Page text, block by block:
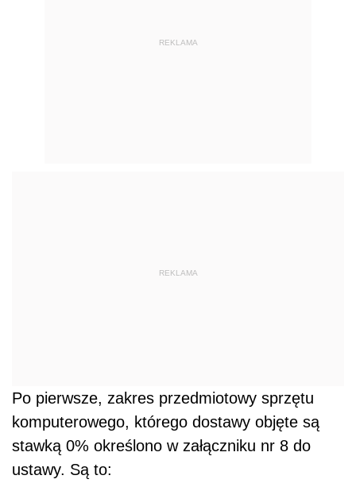
REKLAMA
REKLAMA
Po pierwsze, zakres przedmiotowy sprzętu
komputerowego, którego dostawy objęte są
stawką 0% określono w załączniku nr 8 do
ustawy. Są to: